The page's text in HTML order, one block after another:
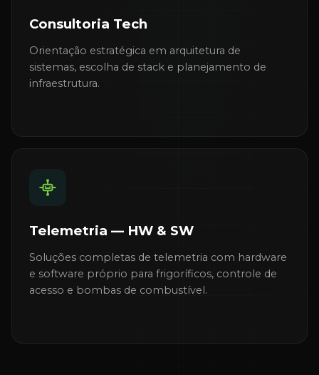
Consultoria Tech
Orientação estratégica em arquitetura de
sistemas, escolha de stack e planejamento de
infraestrutura.
Telemetria — HW & SW
Soluções completas de telemetria com hardware
e software próprio para frigoríficos, controle de
acesso e bombas de combustível.